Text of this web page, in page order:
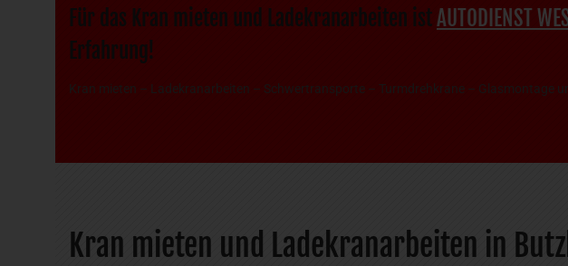
Für das Kran mieten und Ladekranarbeiten istAUTODIENST
Erfahrung!
Kran mieten – Ladekranarbeiten – Schwertransporte – Turmdrehkrane – Glasmontage
Kran mieten und Ladekranarbeiten in